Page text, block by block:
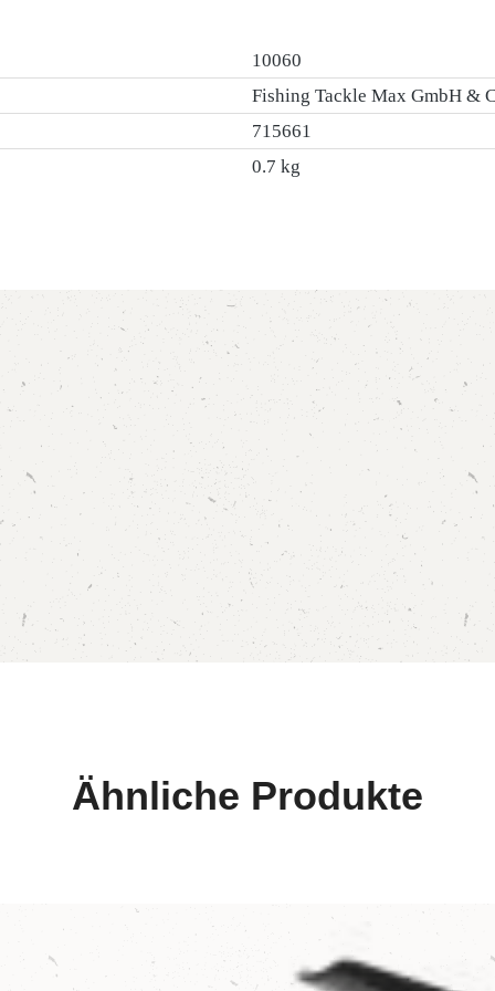
10060
Fishing Tackle Max GmbH &
715661
0.7 kg
Ähnliche Produkte